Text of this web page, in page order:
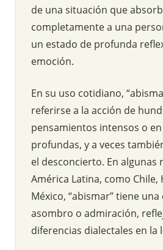
de una situación que
completamente a una
un estado de profunda
emoción.
En su uso cotidiano,
referirse a la acción de
pensamientos intensos o
profundas, y a veces
el desconcierto. En algunas
América Latina, como Chile,
México, “abismar” tiene
asombro o admiración,
diferencias dialectales en la